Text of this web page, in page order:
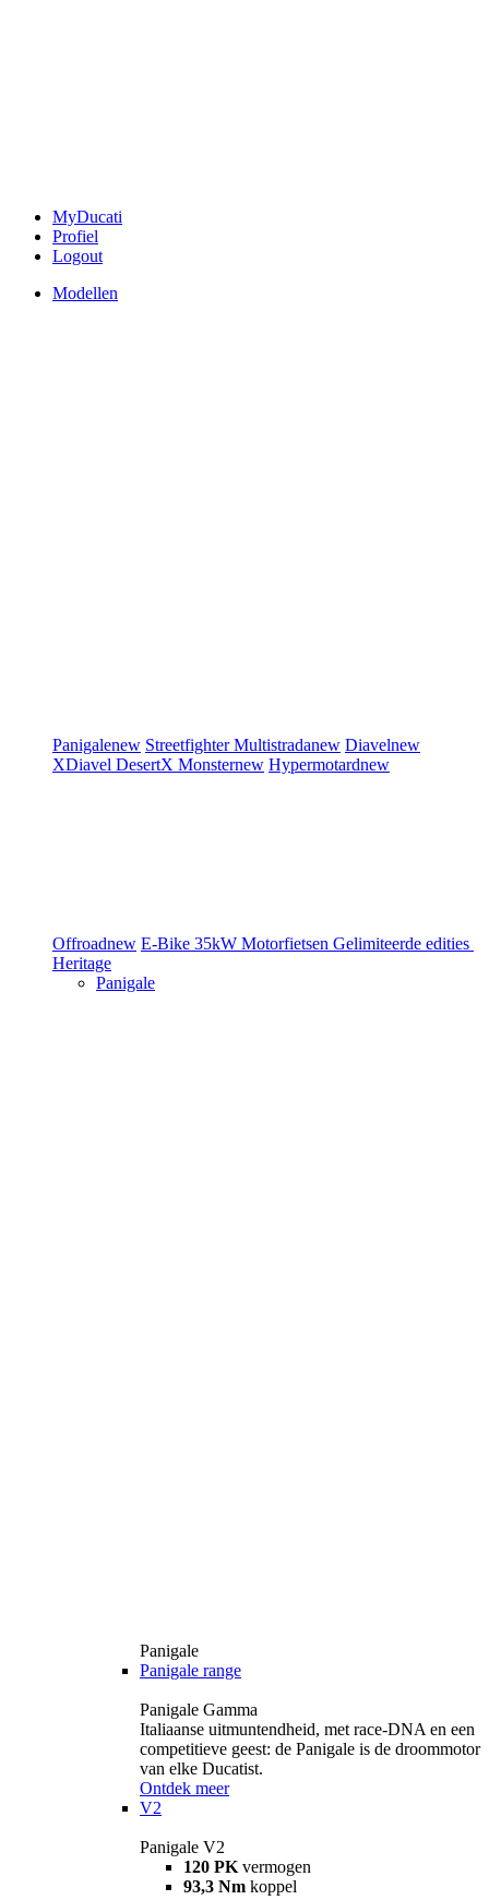
MyDucati
Profiel
Logout
Modellen
Panigalenew StreetfighterMultistradanew Diavelnew
XDiavel DesertX Monsternew Hypermotardnew
Offroadnew E-Bike 35kW Motorfietsen Gelimiteerde edities
Heritage
Panigale
Panigale
Panigale range
Panigale Gamma
Italiaanse uitmuntendheid, met race-DNA en een
competitieve geest: de Panigale is de droommotor
van elke Ducatist.
Ontdek meer
V2
Panigale V2
120 PK vermogen
93,3 Nm koppel